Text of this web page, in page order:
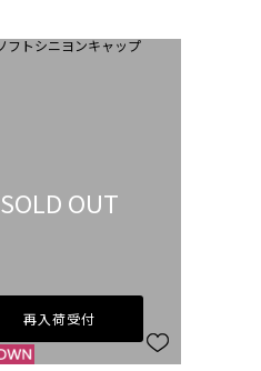
SOLD OUT
再入荷受付